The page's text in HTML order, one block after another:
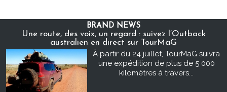
BRAND NEWS
Une route, des voix, un regard : suivez l’Outback
australien en direct sur TourMaG
À partir du 24 juillet, TourMaG suivra
une expédition de plus de 5 000
kilomètres à travers...